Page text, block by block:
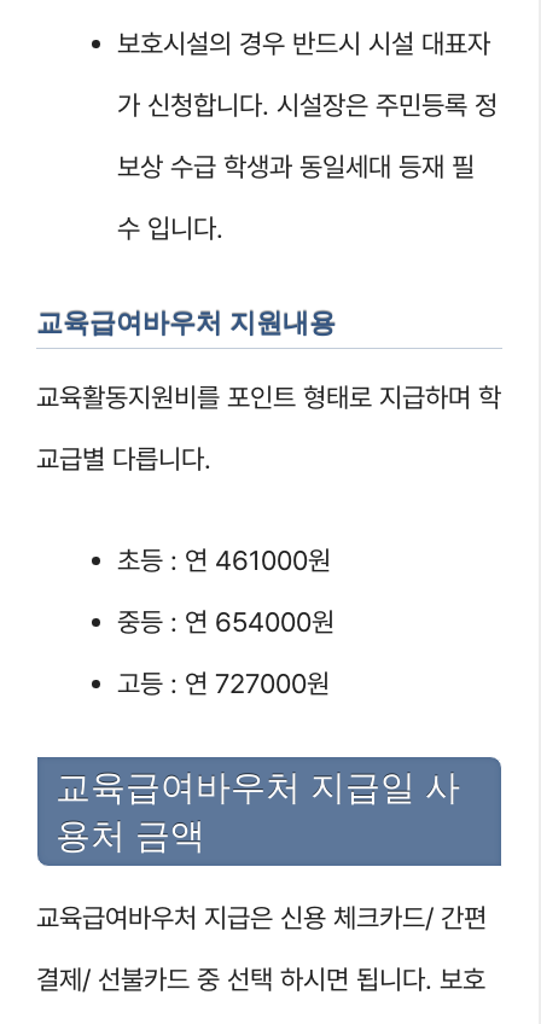
보호시설의 경우 반드시 시설 대표자
가 신청합니다. 시설장은 주민등록 정
보상 수급 학생과 동일세대 등재 필
수 입니다.
교육급여바우처 지원내용
교육활동지원비를 포인트 형태로 지급하며 학
교급별 다릅니다.
초등 : 연 461000원
중등 : 연 654000원
고등 : 연 727000원
교육급여바우처 지급일 사
용처 금액
교육급여바우처 지급은 신용 체크카드/ 간편
결제/ 선불카드 중 선택 하시면 됩니다. 보호